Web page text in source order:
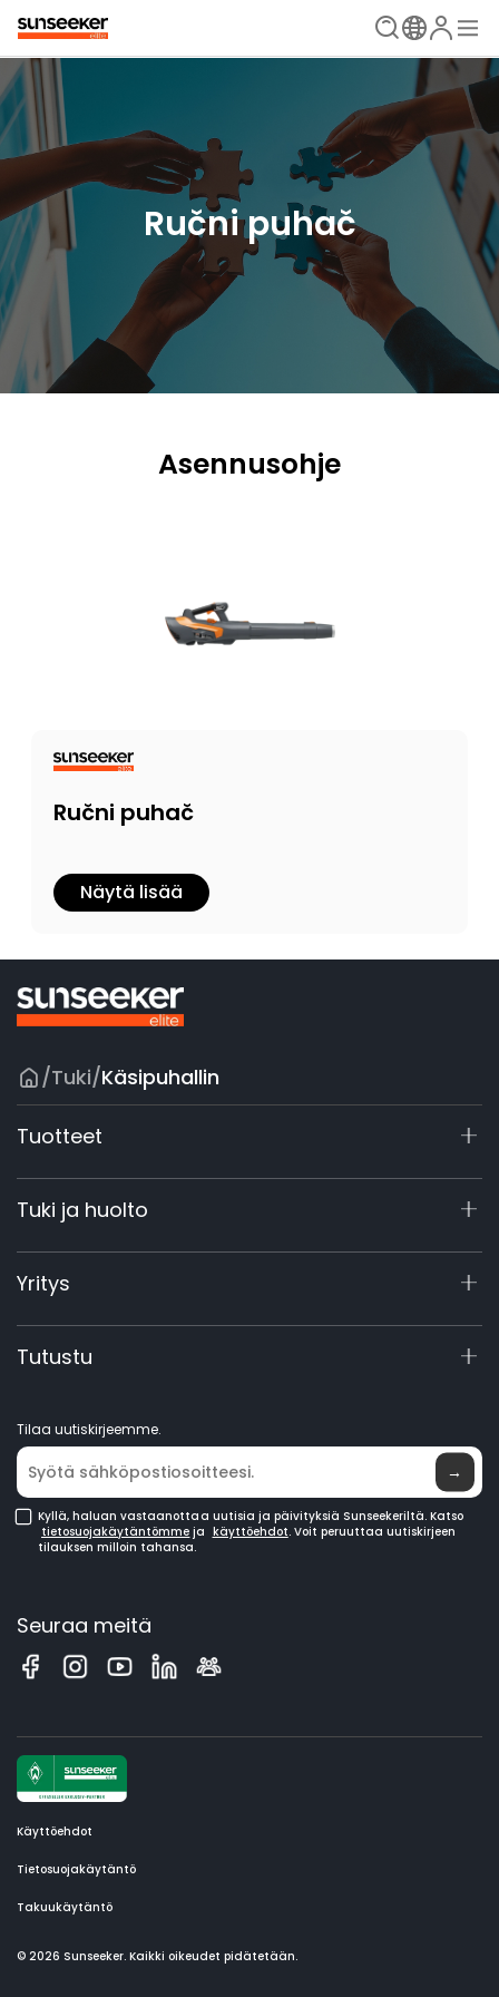
Ručni puhač
Asennusohje
Ručni puhač
Näytä lisää
/Tuki/Käsipuhallin
Tuotteet
X9 -sarja
X4
X3 Gen 2
60V kaupallinen
Lisävarusteet
Tuki ja huolto
Tukikeskus
Takuun rekisteröinti
Tuotekysely
Käsikirjat ja videot
Yritys
Tietoa yrityksestä
Elite Lab
Ostopisteet
Tutustu
Tilaa uutiskirjeemme.
→
Kyllä, haluan vastaanottaa uutisia ja päivityksiä Sunseekeriltä. Katso
tietosuojakäytäntömme ja käyttöehdot. Voit peruuttaa uutiskirjeen
tilauksen milloin tahansa.
Seuraa meitä
Käyttöehdot
Tietosuojakäytäntö
Takuukäytäntö
© 2026 Sunseeker. Kaikki oikeudet pidätetään.